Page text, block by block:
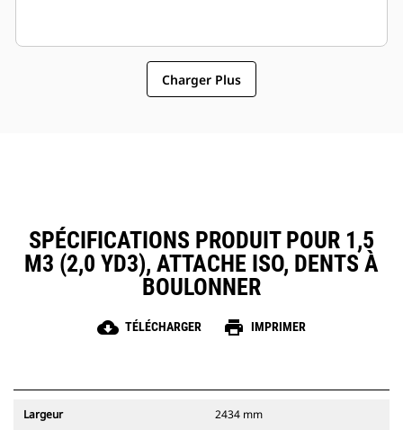
Charger Plus
SPÉCIFICATIONS PRODUIT POUR 1,5
M3 (2,0 YD3), ATTACHE ISO, DENTS À
BOULONNER
cloud_download TÉLÉCHARGER print IMPRIMER
Largeur 2434 mm